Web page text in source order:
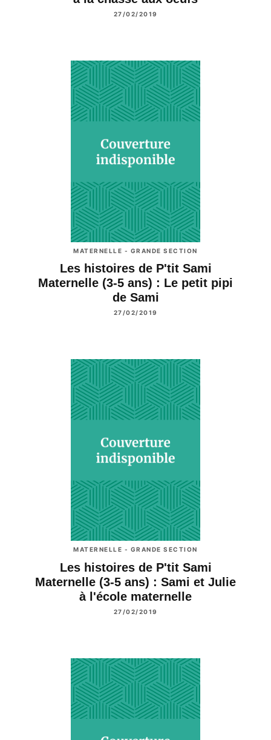
27/02/2019
MATERNELLE - GRANDE SECTION
Les histoires de P'tit Sami
Maternelle (3-5 ans) : Le petit pipi
de Sami
27/02/2019
MATERNELLE - GRANDE SECTION
Les histoires de P'tit Sami
Maternelle (3-5 ans) : Sami et Julie
à l'école maternelle
27/02/2019